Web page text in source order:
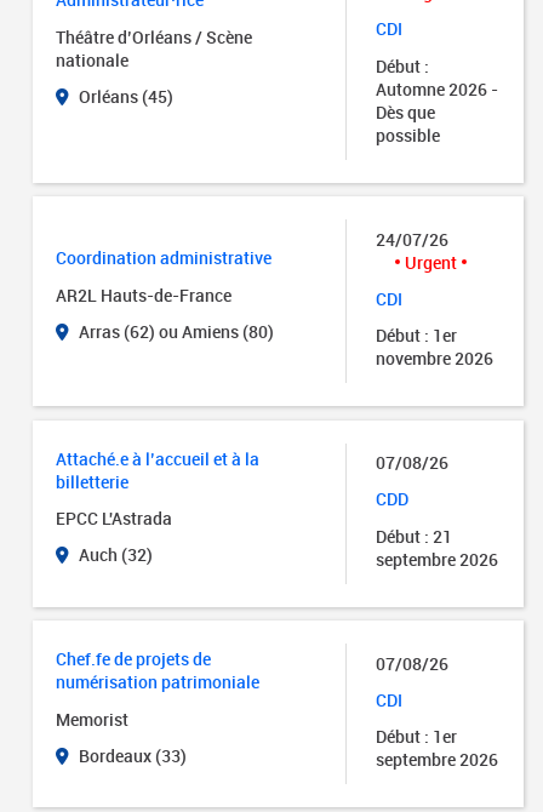
Théâtre d’Orléans / Scène
nationale
Orléans (45)
CDI
Début :
Automne 2026 -
Dès que
possible
Coordination administrative
AR2L Hauts-de-France
Arras (62) ou Amiens (80)
24/07/26
Urgent
CDI
Début : 1er
novembre 2026
Attaché.e à l’accueil et à la
billetterie
EPCC L'Astrada
Auch (32)
07/08/26
CDD
Début : 21
septembre 2026
Chef.fe de projets de
numérisation patrimoniale
Memorist
Bordeaux (33)
07/08/26
CDI
Début : 1er
septembre 2026